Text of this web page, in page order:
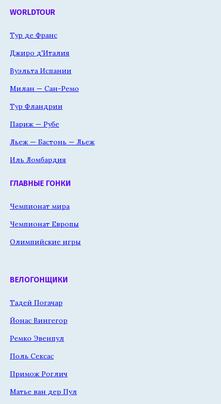
WORLDTOUR
Тур де Франс
Джиро д'Италия
Вуэльта Испании
Милан — Сан-Ремо
Тур Фландрии
Париж — Рубе
Льеж — Бастонь — Льеж
Иль Ломбардия
ГЛАВНЫЕ ГОНКИ
Чемпионат мира
Чемпионат Европы
Олимпийские игры
ВЕЛОГОНЩИКИ
Тадей Погачар
Йонас Вингегор
Ремко Эвенпул
Поль Сексас
Примож Роглич
Матье ван дер Пул